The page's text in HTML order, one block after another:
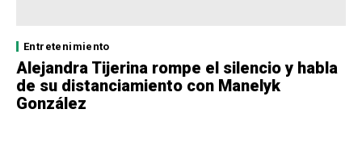
Entretenimiento
Alejandra Tijerina rompe el silencio y habla
de su distanciamiento con Manelyk
González